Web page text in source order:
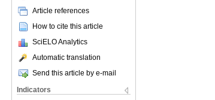
Article references
How to cite this article
SciELO Analytics
Automatic translation
Send this article by e-mail
Indicators